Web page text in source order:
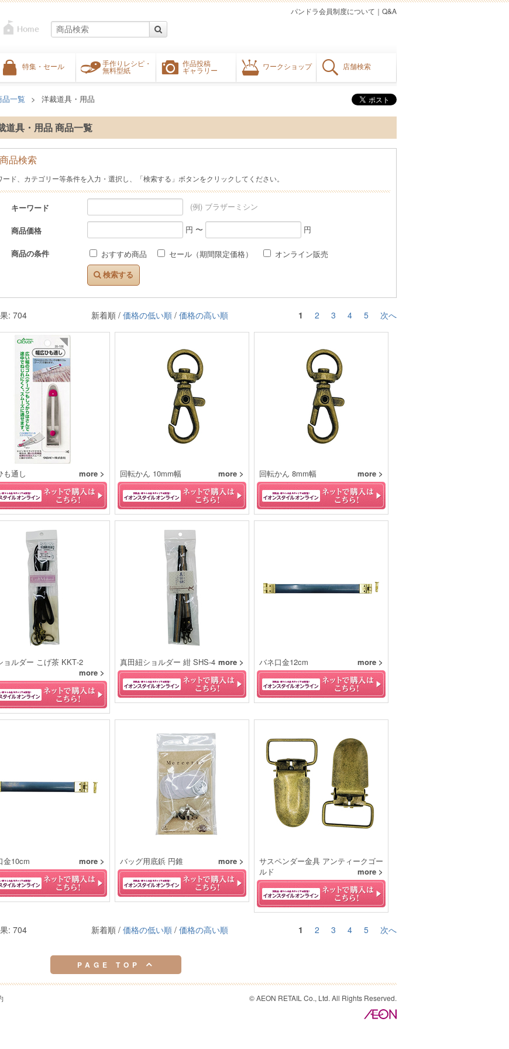
特集・セール
手作りレシピ・
無料型紙
作品投稿
ギャラリー
ワークショップ 店舗検索
Q&A
｜
パンドラ会員制度について
品一覧 洋裁道具・用品
道具・用品 商品一覧
商品検索
ード、カテゴリー等条件を入力・選択し、「検索する」ボタンをクリックしてください。
キーワード (例) ブラザーミシン
商品価格 円 〜 円
商品の条件 おすすめ商品 セール（期間限定価格） オンライン販売
検索する
: 704 1 2 3 4 5 次へ
新着順 / 価格の低い順 / 価格の高い順
も通し more > 回転かん 10mm幅 more > 回転かん 8mm幅 more >
ョルダー こげ茶 KKT‐2
more >
真田紐ショルダー 紺 SHS‐4 more > バネ口金12cm more >
金10cm more > バッグ用底鋲 円錐 more >
サスペンダー金具 アンティークゴー
ルド
more >
: 704 1 2 3 4 5 次へ
新着順 / 価格の低い順 / 価格の高い順
PAGE TOP
© AEON RETAIL Co., Ltd. All Rights Reserved.